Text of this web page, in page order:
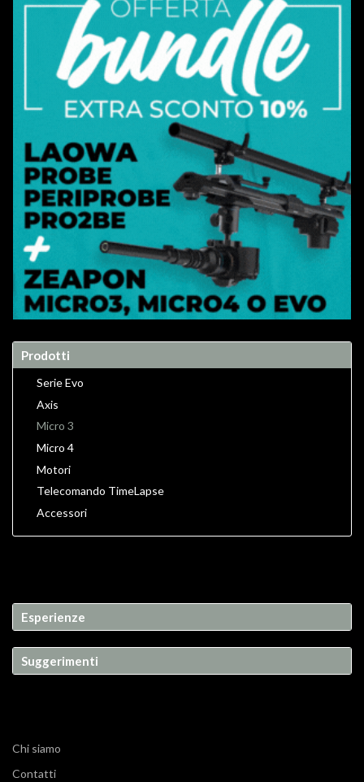
Prodotti
Serie Evo
Axis
Micro 3
Micro 4
Motori
Telecomando TimeLapse
Accessori
Esperienze
Suggerimenti
Chi siamo
Contatti